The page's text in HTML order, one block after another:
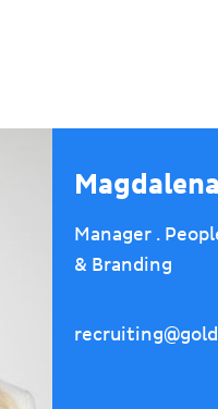
Manager .
& Branding